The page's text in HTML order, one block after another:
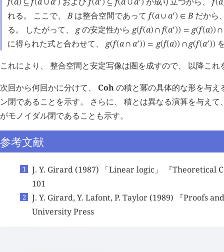
( ) ⊆ ( ∪ ) ( ) ⊆ ( ∪ ) (
れる。 ここで、B は整合空間であって f(a ∪ a󰎘 ) ∈ Bだから
る。 したがって、 gの安定性から g(f(a) ∩ f(a󰎘)) = g(f(a)) ∩
に得られた式と合わせて、 g(f(a ∩ a󰎘 )) = g(f(a)) ∩ g(f(a󰎘 ))
これにより、 整合空間と安定写像は圏を成すので、 以降これ
次回から何回かに分けて、 Cohの積と冪の具体的な形を与
ン閉であることを示す。 さらに、 積とは異なる演算を与え
がモノイダル閉であることも示す。
参考文献
J. Y. Girard (1987) 「Linear logic」 『Theoretical
101
J. Y. Girard, Y. Lafont, P. Taylor (1989) 『Proofs
University Press